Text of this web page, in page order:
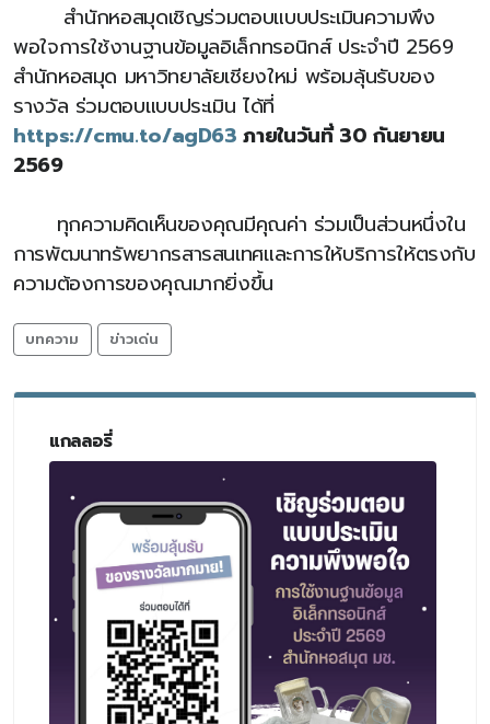
สำนักหอสมุดเชิญร่วมตอบแบบประเมินความพึง
พอใจการใช้งานฐานข้อมูลอิเล็กทรอนิกส์ ประจำปี 2569
สำนักหอสมุด มหาวิทยาลัยเชียงใหม่ พร้อมลุ้นรับของ
รางวัล ร่วมตอบแบบประเมิน ได้ที่
https://cmu.to/agD63 ภายในวันที่ 30 กันยายน
2569
ทุกความคิดเห็นของคุณมีคุณค่า ร่วมเป็นส่วนหนึ่งใน
การพัฒนาทรัพยากรสารสนเทศและการให้บริการให้ตรงกับ
ความต้องการของคุณมากยิ่งขึ้น
บทความ ข่าวเด่น
แกลลอรี่